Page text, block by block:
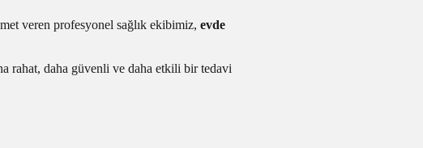
veren profesyonel sağlık ekibimiz, evde
rahat, daha güvenli ve daha etkili bir tedavi